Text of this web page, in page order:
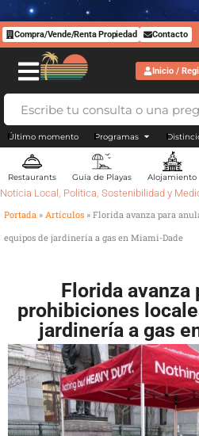
Compra/Vende/Renta Propiedad Contacto
Inicio /
Último momento Programas
Restaurants Guía de Playas Alojamiento
Noticia Local , Politica, Sostenibilidad y
Portada » Artículos » Florida avanza para
equipos de jardinería a gas en Miami-Dade
Florida avanza
prohibiciones
jardinería a gas